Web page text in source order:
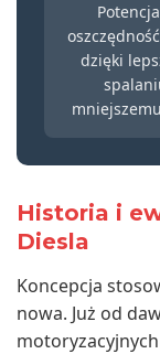
dzięki
Historia i
Diesla
Koncepcja
nowa. Już od